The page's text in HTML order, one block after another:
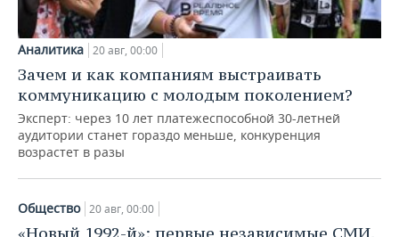
Аналитика 20 авг, 00:00
Зачем и как компаниям выстраивать
коммуникацию с молодым поколением?
Эксперт: через 10 лет платежеспособной 30-летней
аудитории станет гораздо меньше, конкуренция
возрастет в разы
Общество 20 авг, 00:00